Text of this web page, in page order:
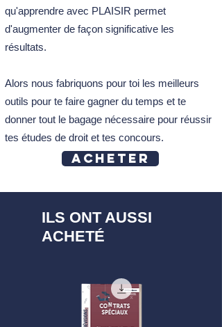
qu'apprendre avec PLAISIR permet
d'augmenter de façon significative les
résultats.
Alors nous fabriquons pour toi les meilleurs
outils pour te faire gagner du temps et te
donner tout le bagage nécessaire pour réussir
tes études de droit et tes concours.
Acheter
ILS ONT AUSSI
ACHETÉ